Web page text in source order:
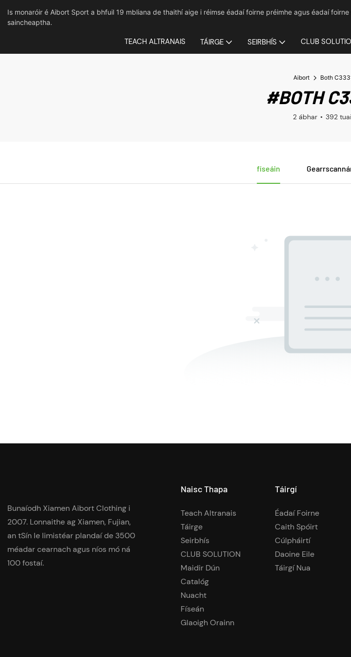
Is monaróir é Aibort Sport a bhfuil 19 mbliana de thaithí aige i réimse éadaí foirne préimhe agus éadaí
saincheaptha.
TEACH ALTRANAIS TÁIRGE SEIRBHÍS CLUB
Aibort Both
#BOTH
2 ábhar 392
físeáin
Bunaíodh Xiamen Aibort Clothing i
2007. Lonnaithe ag Xiamen, Fujian,
an tSín le limistéar plandaí de 3500
méadar cearnach agus níos mó ná
100 fostaí.
Naisc Thapa
Teach Altranais
Táirge
Seirbhís
CLUB SOLUTION
Maidir Dún
Catalóg
Nuacht
Físeán
Glaoigh Orainn
Táirgí
Éadaí Foirne
Caith Spóirt
Cúlpháirtí
Daoine Eile
Táirgí Nua